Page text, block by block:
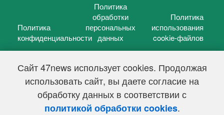
Сайт 47news использует cookies. Продолжая
использовать сайт, вы даете согласие на
обработку данных в соответствии с
политикой обработки cookies.
Политика
конфиденциальности
Политика
обработки
персональных
данных
Политика
использования
cookie-файлов
47 новостей (47 news)2005 — 2026 г.
Свидетельство о регистрации СМИ Эл № ФС 77-39848, выдано
Федеральной службой по надзору в сфере связи,
информационных технологий и массовых коммуникаций